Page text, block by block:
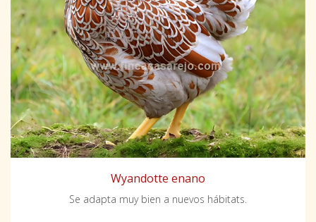
Wyandotte enano
Se adapta muy bien a nuevos hábitats.